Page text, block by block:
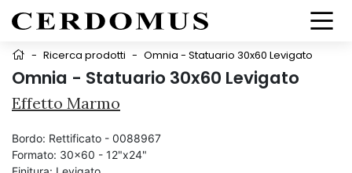
- Ricerca prodotti - Omnia - Statuario 30x60 Levigato
Omnia - Statuario 30x60 Levigato
Effetto Marmo
Bordo: Rettificato - 0088967
Formato: 30x60 - 12"x24"